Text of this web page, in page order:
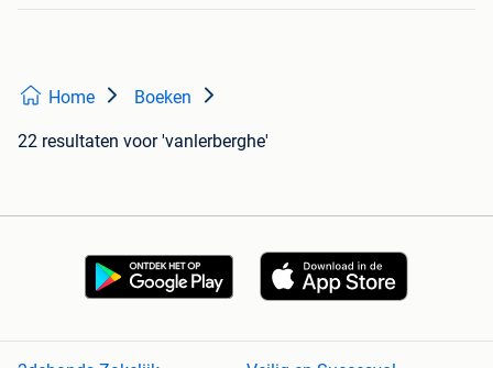
Home Boeken
22 resultaten voor 'vanlerberghe'